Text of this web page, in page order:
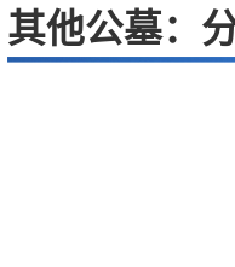
其他公墓：